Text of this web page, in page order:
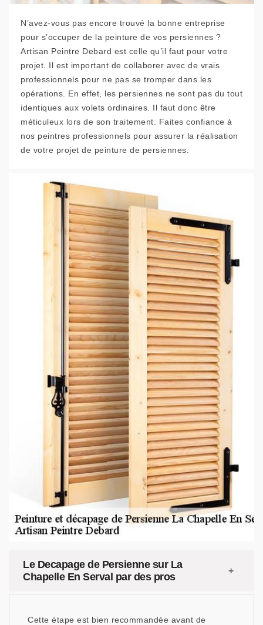
N’avez-vous pas encore trouvé la bonne entreprise
pour s’occuper de la peinture de vos persiennes ?
Artisan Peintre Debard est celle qu’il faut pour votre
projet. Il est important de collaborer avec de vrais
professionnels pour ne pas se tromper dans les
opérations. En effet, les persiennes ne sont pas du tout
identiques aux volets ordinaires. Il faut donc être
méticuleux lors de son traitement. Faites confiance à
nos peintres professionnels pour assurer la réalisation
de votre projet de peinture de persiennes.
Le Decapage de Persienne sur La
Chapelle En Serval par des pros
Cette étape est bien recommandée avant de